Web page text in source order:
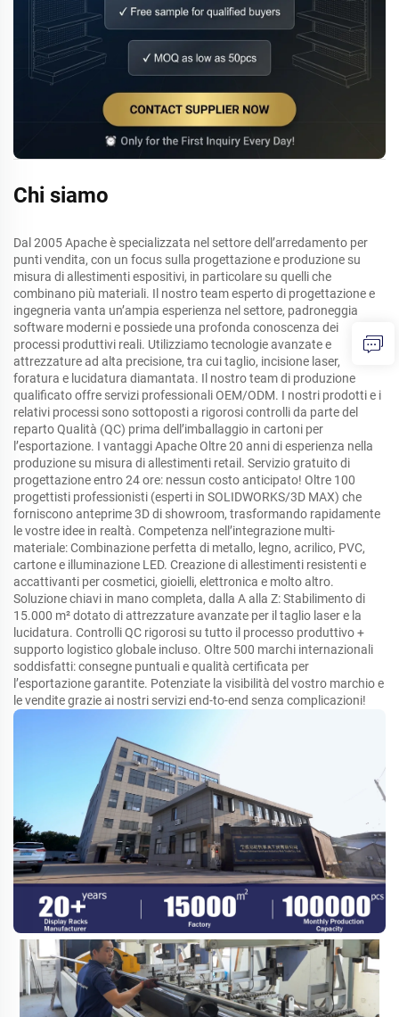
Chi siamo
Dal 2005 Apache è specializzata nel settore dell’arredamento per
punti vendita, con un focus sulla progettazione e produzione su
misura di allestimenti espositivi, in particolare su quelli che
combinano più materiali. Il nostro team esperto di progettazione e
ingegneria vanta un’ampia esperienza nel settore, padroneggia
software moderni e possiede una profonda conoscenza dei
processi produttivi reali. Utilizziamo tecnologie avanzate e
attrezzature ad alta precisione, tra cui taglio, incisione laser,
foratura e lucidatura diamantata. Il nostro team di produzione
qualificato offre servizi professionali OEM/ODM. I nostri prodotti e i
relativi processi sono sottoposti a rigorosi controlli da parte del
reparto Qualità (QC) prima dell’imballaggio in cartoni per
l’esportazione. I vantaggi Apache Oltre 20 anni di esperienza nella
produzione su misura di allestimenti retail. Servizio gratuito di
progettazione entro 24 ore: nessun costo anticipato! Oltre 100
progettisti professionisti (esperti in SOLIDWORKS/3D MAX) che
forniscono anteprime 3D di showroom, trasformando rapidamente
le vostre idee in realtà. Competenza nell’integrazione multi-
materiale: Combinazione perfetta di metallo, legno, acrilico, PVC,
cartone e illuminazione LED. Creazione di allestimenti resistenti e
accattivanti per cosmetici, gioielli, elettronica e molto altro.
Soluzione chiavi in mano completa, dalla A alla Z: Stabilimento di
15.000 m² dotato di attrezzature avanzate per il taglio laser e la
lucidatura. Controlli QC rigorosi su tutto il processo produttivo +
supporto logistico globale incluso. Oltre 500 marchi internazionali
soddisfatti: consegne puntuali e qualità certificata per
l’esportazione garantite. Potenziate la visibilità del vostro marchio e
le vendite grazie ai nostri servizi end-to-end senza complicazioni!